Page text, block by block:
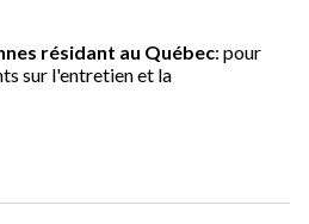
résidant au Québec: pour
sur l'entretien et la